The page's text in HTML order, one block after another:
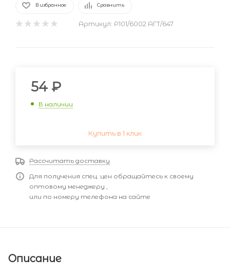
В избранное Сравнить
Артикул: Р101/6002 АГТ/647
54 ₽
В наличии
Купить в 1 клик
Рассчитать доставку
Для получения спец. цен обращайтесь к своему
оптовому менеджеру ,
или по номеру телефона на сайте
Описание